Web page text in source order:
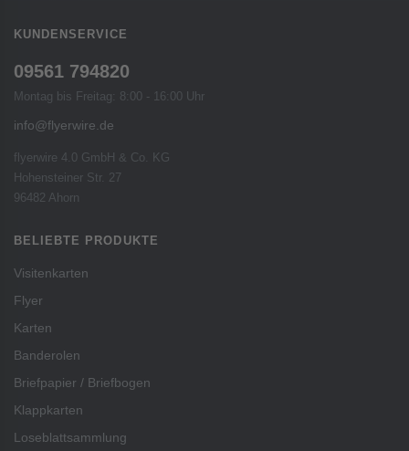
KUNDENSERVICE
09561 794820
Montag bis Freitag: 8:00 - 16:00 Uhr
info@flyerwire.de
flyerwire 4.0 GmbH & Co. KG
Hohensteiner Str. 27
96482 Ahorn
BELIEBTE PRODUKTE
Visitenkarten
Flyer
Karten
Banderolen
Briefpapier / Briefbogen
Klappkarten
Loseblattsammlung